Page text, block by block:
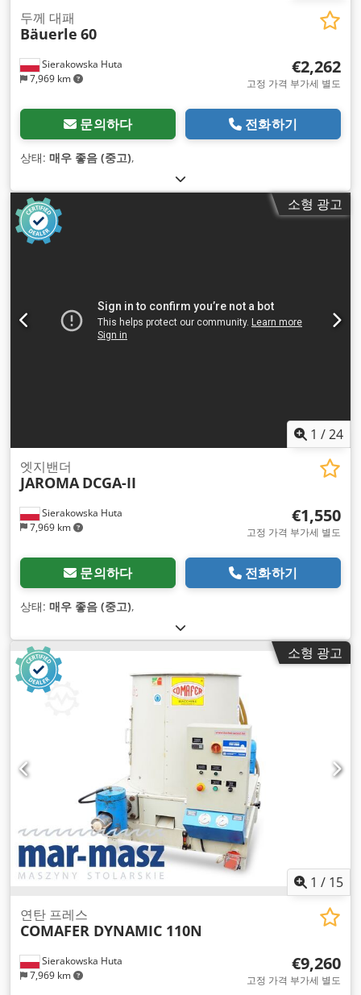
Sierakowska Huta
7,969 km
두께 대패
Bäuerle 60
€2,262
고정 가격 부가세 별도
문의하다 전화하기
상태: 매우 좋음 (중고),
소형 광고
1 /24
Sierakowska Huta
7,969 km
엣지밴더
JAROMA DCGA-II
€1,550
고정 가격 부가세 별도
문의하다 전화하기
상태: 매우 좋음 (중고),
소형 광고
1 / 15
Sierakowska Huta
7,969 km
연탄 프레스
COMAFER DYNAMIC 110N
€9,260
고정 가격 부가세 별도